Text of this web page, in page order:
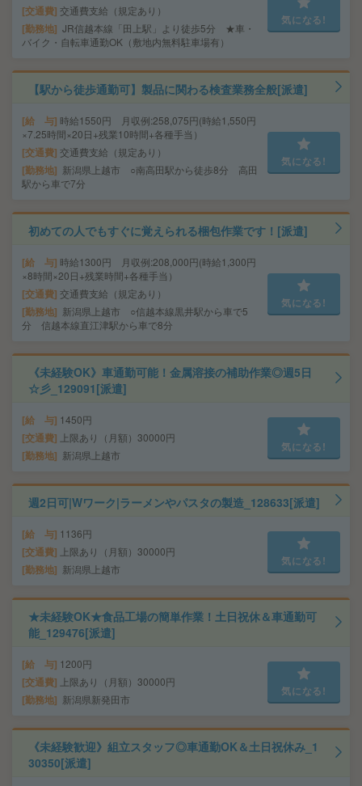
交通費 交通費支給（規定あり）
勤務地 JR信越本線「田上駅」より徒歩5分 ★車・
バイク・自転車通勤OK（敷地内無料駐車場有）
気になる!
【駅から徒歩通勤可】製品に関わる検査業務全般[派遣]
給 与 時給1550円 月収例:258,075円(時給1,550円
×7.25時間×20日+残業10時間+各種手当）
交通費 交通費支給（規定あり）
勤務地
新潟県上越市 ○南高田駅から徒歩8分 高田
駅から車で7分
気になる!
初めての人でもすぐに覚えられる梱包作業です！[派遣]
給 与 時給1300円 月収例:208,000円(時給1,300円
×8時間×20日+残業時間+各種手当）
交通費 交通費支給（規定あり）
勤務地
新潟県上越市 ○信越本線黒井駅から車で5
分 信越本線直江津駅から車で8分
気になる!
《未経験OK》車通勤可能！金属溶接の補助作業◎週5日
☆彡_129091[派遣]
給 与 1450円
交通費 上限あり（月額）30000円
勤務地 新潟県上越市
気になる!
週2日可|Wワーク|ラーメンやパスタの製造_128633[派遣]
給 与 1136円
交通費 上限あり（月額）30000円
勤務地 新潟県上越市
気になる!
★未経験OK★食品工場の簡単作業！土日祝休＆車通勤可
能_129476[派遣]
給 与 1200円
交通費 上限あり（月額）30000円
勤務地 新潟県新発田市
気になる!
《未経験歓迎》組立スタッフ◎車通勤OK＆土日祝休み_1
30350[派遣]